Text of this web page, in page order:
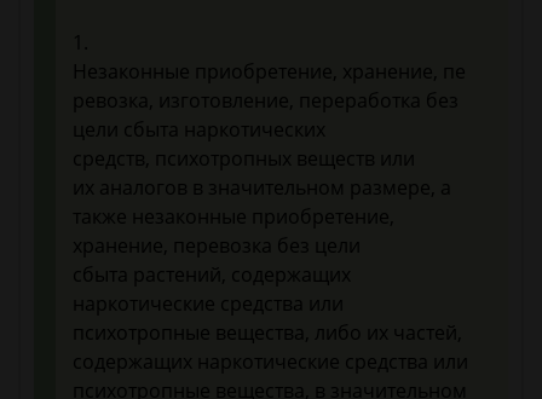
Незаконные приобретение, хранение, пе
ревозка, изготовление, переработка без
цели сбыта наркотических
средств, психотропных веществ или
их аналогов в значительном размере, а
также незаконные приобретение,
хранение, перевозка без цели
сбыта растений, содержащих
наркотические средства или
психотропные вещества, либо их частей,
содержащих наркотические средства или
психотропные вещества, в значительном